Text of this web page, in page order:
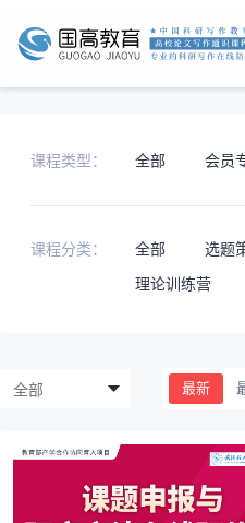
课程类型： 全部 会员
课程分类： 全部 选题
理论训练营
全部 最新